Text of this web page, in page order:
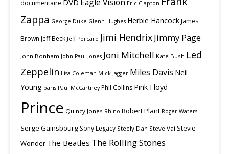
documentaire DVD Eric Clapton
Zappa George Duke Glenn Hughes Herbie HancockJames
Brown Jeff Beck Jeff Porcaro Jimi HendrixJimmy Page
John Bonham John Paul Jones Joni Mitchell Kate Bush Led
Zeppelin Lisa Coleman Mick Jagger Miles Davis Neil
Young paris Paul McCartney Phil Collins Pink Floyd
Prince Quincy Jones Rhino Robert Plant Roger Waters
Serge Gainsbourg Sony Legacy Steely Dan Steve Vai Stevie
Wonder The Beatles The Rolling Stones